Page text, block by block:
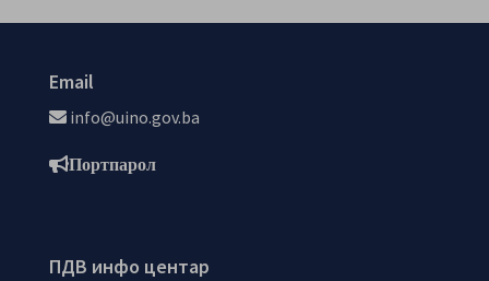
Email
info@uino.gov.ba
Портпарол
ПДВ инфо центар